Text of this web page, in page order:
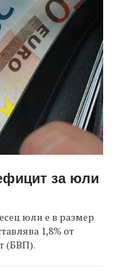
за юли
юли е в размер
1,8% от
(БВП).